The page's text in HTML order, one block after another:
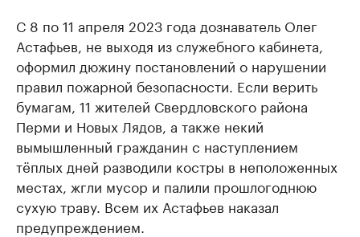
С 8 по 11 апреля 2023 года дознаватель Олег
Астафьев, не выходя из служебного кабинета,
оформил дюжину постановлений о нарушении
правил пожарной безопасности. Если верить
бумагам, 11 жителей Свердловского района
Перми и Новых Лядов, а также некий
вымышленный гражданин с наступлением
тёплых дней разводили костры в неположенных
местах, жгли мусор и палили прошлогоднюю
сухую траву. Всем их Астафьев наказал
предупреждением.